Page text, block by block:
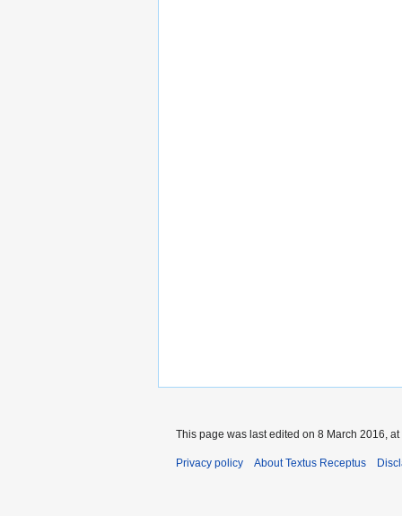
This page was last edited on 8 March 2016, at
Privacy policy About Textus Receptus